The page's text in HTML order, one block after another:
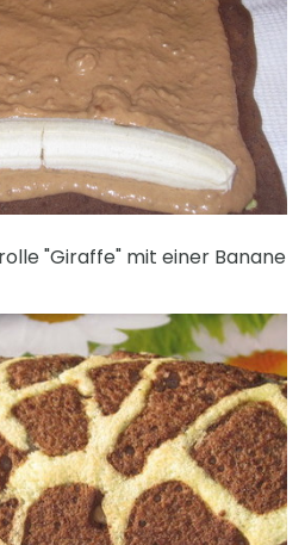
"Giraffe" mit einer Banane